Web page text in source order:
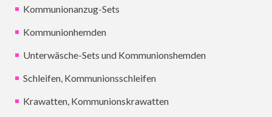
Kommunionanzug-Sets
Kommunionhemden
Unterwäsche-Sets und Kommunionshemden
Schleifen, Kommunionsschleifen
Krawatten, Kommunionskrawatten